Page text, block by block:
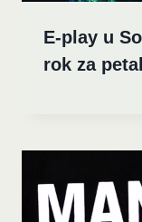
E-play u
rok za